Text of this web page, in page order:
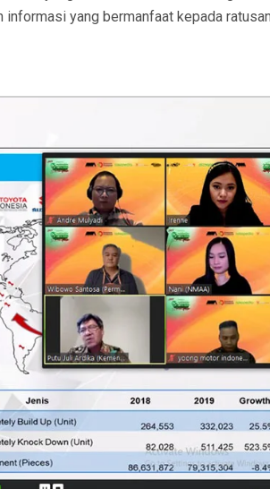
informasi yang bermanfaat kepada